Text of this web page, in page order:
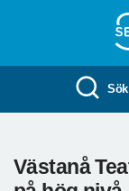
Sök
Västanå